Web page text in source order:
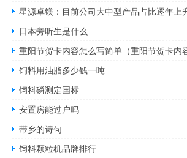
星源卓镁：目前公司大中型产品占比逐年上
日本旁听生是什么
重阳节贺卡内容怎么写简单（重阳节贺卡内
饲料用油脂多少钱一吨
饲料磷测定国标
安置房能过户吗
带乡的诗句
饲料颗粒机品牌排行